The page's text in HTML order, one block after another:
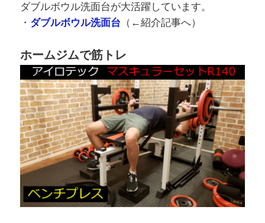
ダブルボウル洗面台が大活躍しています。
・ ダブルボウル洗面台 （←紹介記事へ）
ホームジムで筋トレ